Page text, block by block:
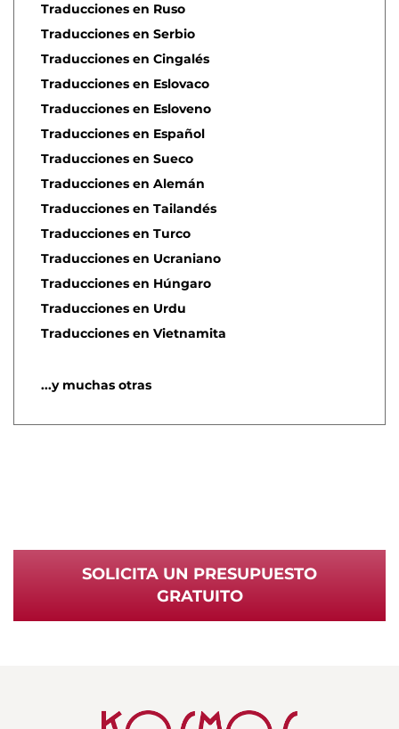
Traducciones en Ruso
Traducciones en Serbio
Traducciones en Cingalés
Traducciones en Eslovaco
Traducciones en Esloveno
Traducciones en Español
Traducciones en Sueco
Traducciones en Alemán
Traducciones en Tailandés
Traducciones en Turco
Traducciones en Ucraniano
Traducciones en Húngaro
Traducciones en Urdu
Traducciones en Vietnamita
...y muchas otras
SOLICITA UN PRESUPUESTO
GRATUITO